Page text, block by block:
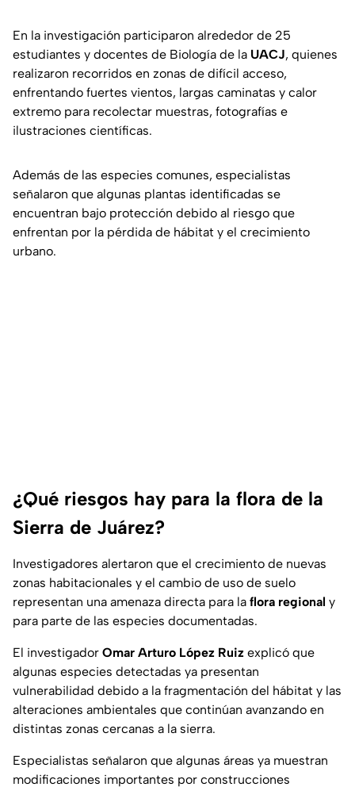
En la investigación participaron alrededor de 25
estudiantes y docentes de Biología de la UACJ, quienes
realizaron recorridos en zonas de difícil acceso,
enfrentando fuertes vientos, largas caminatas y calor
extremo para recolectar muestras, fotografías e
ilustraciones científicas.
Además de las especies comunes, especialistas
señalaron que algunas plantas identificadas se
encuentran bajo protección debido al riesgo que
enfrentan por la pérdida de hábitat y el crecimiento
urbano.
¿Qué riesgos hay para la flora de la
Sierra de Juárez?
Investigadores alertaron que el crecimiento de nuevas
zonas habitacionales y el cambio de uso de suelo
representan una amenaza directa para la flora regional y
para parte de las especies documentadas.
El investigador Omar Arturo López Ruiz explicó que
algunas especies detectadas ya presentan
vulnerabilidad debido a la fragmentación del hábitat y las
alteraciones ambientales que continúan avanzando en
distintas zonas cercanas a la sierra.
Especialistas señalaron que algunas áreas ya muestran
modificaciones importantes por construcciones